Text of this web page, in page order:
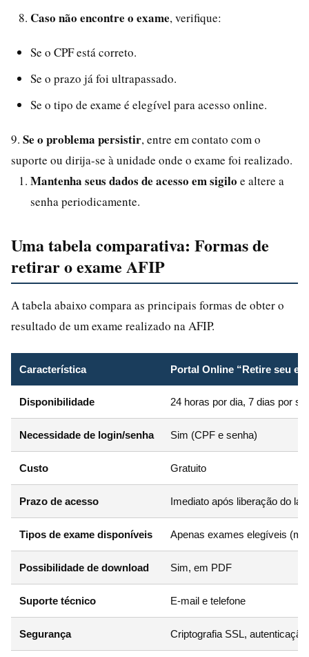
Caso não encontre o exame, verifique:
Se o CPF está correto.
Se o prazo já foi ultrapassado.
Se o tipo de exame é elegível para acesso online.
9. Se o problema persistir, entre em contato com o
suporte ou dirija-se à unidade onde o exame foi realizado.
Mantenha seus dados de acesso em sigilo e altere a
senha periodicamente.
Uma tabela comparativa: Formas de
retirar o exame AFIP
A tabela abaixo compara as principais formas de obter o
resultado de um exame realizado na AFIP.
Característica Portal Online “Retire seu
Disponibilidade 24 horas por dia, 7 dias por
Necessidade de login/senha Sim (CPF e senha)
Custo Gratuito
Prazo de acesso Imediato após liberação do
Tipos de exame disponíveis Apenas exames elegíveis
Possibilidade de download Sim, em PDF
Suporte técnico E-mail e telefone
Segurança Criptografia SSL, autenticação